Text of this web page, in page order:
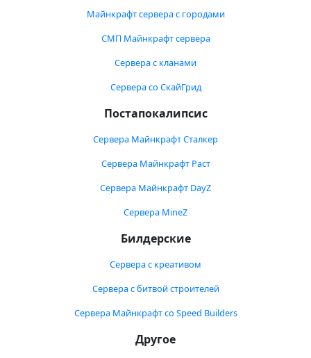
Майнкрафт сервера с городами
СМП Майнкрафт сервера
Сервера с кланами
Сервера со СкайГрид
Постапокалипсис
Сервера Майнкрафт Сталкер
Сервера Майнкрафт Раст
Сервера Майнкрафт DayZ
Сервера MineZ
Билдерские
Сервера с креативом
Сервера с битвой строителей
Сервера Майнкрафт со Speed Builders
Другое